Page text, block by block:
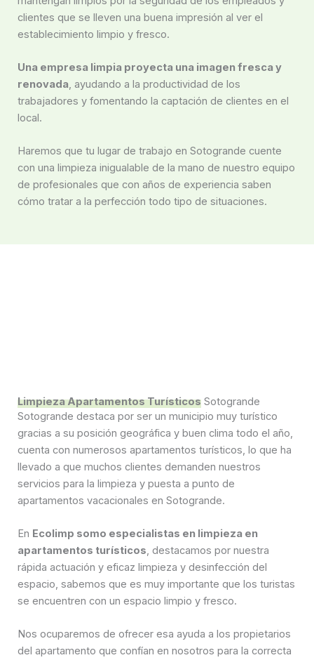
clientes que se lleven una buena impresión al ver el
establecimiento limpio y fresco.
Una empresa limpia proyecta una imagen fresca y
renovada, ayudando a la productividad de los
trabajadores y fomentando la captación de clientes en el
local.
Haremos que tu lugar de trabajo en Sotogrande cuente
con una limpieza inigualable de la mano de nuestro equipo
de profesionales que con años de experiencia saben
cómo tratar a la perfección todo tipo de situaciones.
Limpieza Apartamentos Turísticos Sotogrande
Sotogrande destaca por ser un municipio muy turístico
gracias a su posición geográfica y buen clima todo el año,
cuenta con numerosos apartamentos turísticos, lo que ha
llevado a que muchos clientes demanden nuestros
servicios para la limpieza y puesta a punto de
apartamentos vacacionales en Sotogrande.
En Ecolimp somo especialistas en limpieza en
apartamentos turísticos, destacamos por nuestra
rápida actuación y eficaz limpieza y desinfección del
espacio, sabemos que es muy importante que los turistas
se encuentren con un espacio limpio y fresco.
Nos ocuparemos de ofrecer esa ayuda a los propietarios
del apartamento que confían en nosotros para la correcta